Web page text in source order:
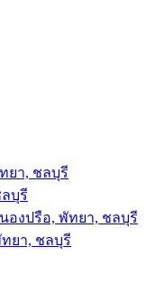
ยา, ชลบุรี
บุรี
องปรือ, พัทยา, ชลบุรี
ทยา, ชลบุรี